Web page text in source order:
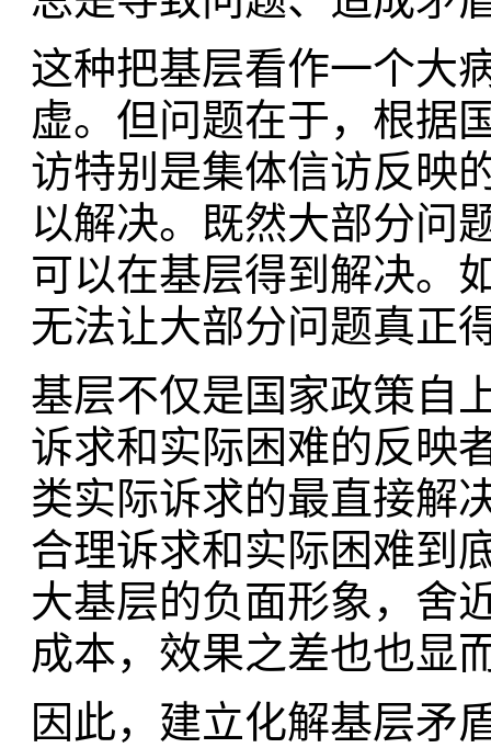
这种把基层看作一个大
虚。但问题在于，根据
访特别是集体信访反映
以解决。既然大部分问
可以在基层得到解决。
无法让大部分问题真正
基层不仅是国家政策自
诉求和实际困难的反映
类实际诉求的最直接解
合理诉求和实际困难到
大基层的负面形象，舍
成本，效果之差也也显
因此，建立化解基层矛